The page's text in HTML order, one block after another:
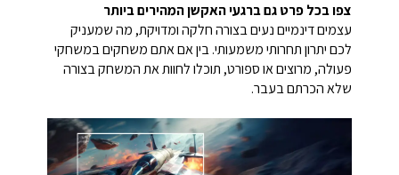
צפו בכל פרט גם ברגעי האקשן המהירים ביותר
עצמים דינמיים נעים בצורה חלקה ומדויקת, מה שמעניק
לכם יתרון תחרותי משמעותי. בין אם אתם משחקים במשחקי
פעולה, מרוצים או ספורט, תוכלו לחוות את המשחק בצורה
שלא הכרתם בעבר.